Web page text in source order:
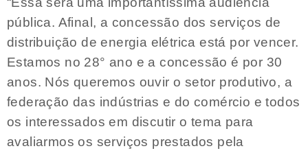
pública. Afinal, a concessão dos serviços de
distribuição de energia elétrica está por vencer.
Estamos no 28° ano e a concessão é por 30
anos. Nós queremos ouvir o setor produtivo, a
federação das indústrias e do comércio e todos
os interessados em discutir o tema para
avaliarmos os serviços prestados pela